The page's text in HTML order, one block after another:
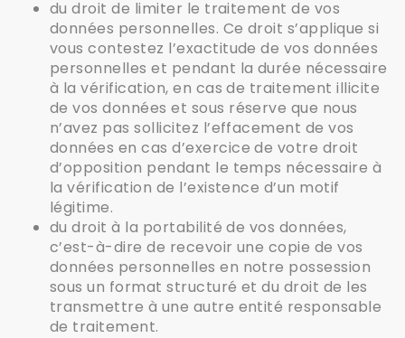
du droit de limiter le traitement de vos
données personnelles. Ce droit s’applique si
vous contestez l’exactitude de vos données
personnelles et pendant la durée nécessaire
à la vérification, en cas de traitement illicite
de vos données et sous réserve que nous
n’avez pas sollicitez l’effacement de vos
données en cas d’exercice de votre droit
d’opposition pendant le temps nécessaire à
la vérification de l’existence d’un motif
légitime.
du droit à la portabilité de vos données,
c’est-à-dire de recevoir une copie de vos
données personnelles en notre possession
sous un format structuré et du droit de les
transmettre à une autre entité responsable
de traitement.